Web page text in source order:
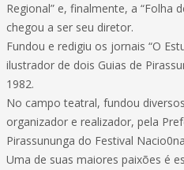
Regional” e, finalmente, a “Folha
chegou a ser seu diretor.
Fundou e redigiu os jornais “O
ilustrador de dois Guias de
1982.
No campo teatral, fundou
organizador e realizador, pela
Pirassununga do Festival
Uma de suas maiores paixões é